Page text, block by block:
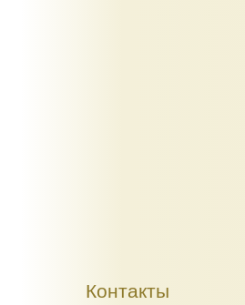
Контакты